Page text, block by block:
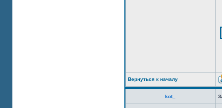
Вернуться к началу
kot_